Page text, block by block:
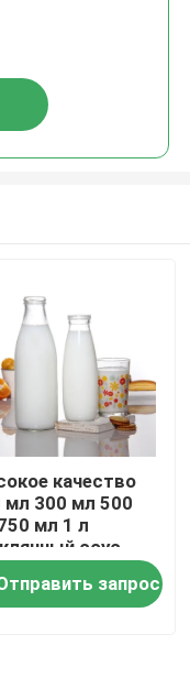
качество
мл 300 мл 500
мл 1 л
соус
с
с
запрос